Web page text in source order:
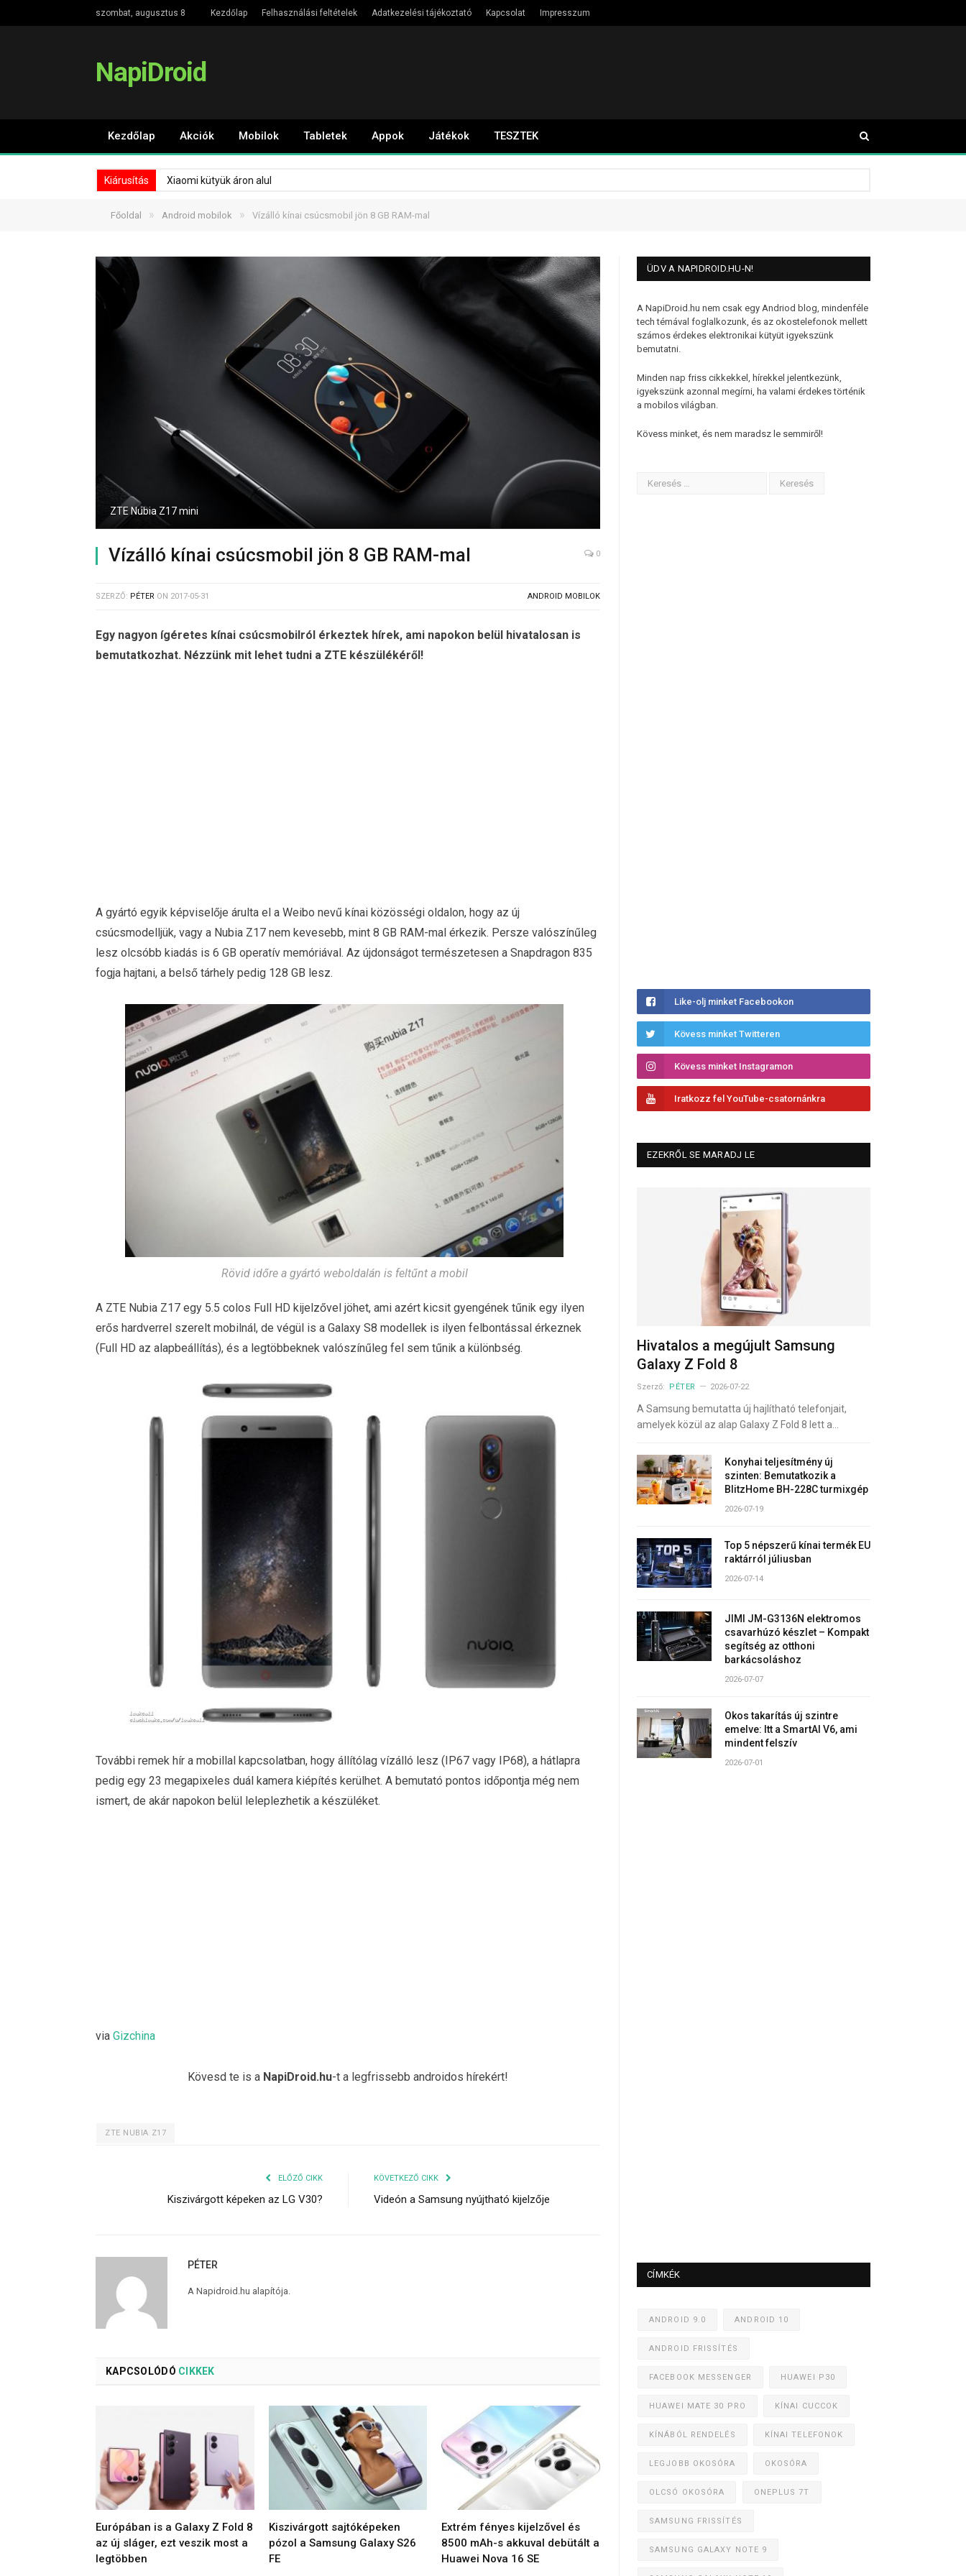
szombat, augusztus 8 Kezdőlap Felhasználási feltételek Adatkezelési tájékoztató Kapcsolat Impresszum
NapiDroid
Kezdőlap Akciók Mobilok Tabletek Appok Játékok TESZTEK
Kiárusítás Xiaomi kütyük áron alul
Főoldal » Android mobilok » Vízálló kínai csúcsmobil jön 8 GB RAM-mal
ZTE Nubia Z17 mini
Vízálló kínai csúcsmobil jön 8 GB RAM-mal 0
SZERZŐ: PÉTER ON 2017-05-31 ANDROID MOBILOK
Egy nagyon ígéretes kínai csúcsmobilról érkeztek hírek, ami napokon belül hivatalosan is
bemutatkozhat. Nézzünk mit lehet tudni a ZTE készülékéről!
A gyártó egyik képviselője árulta el a Weibo nevű kínai közösségi oldalon, hogy az új
csúcsmodelljük, vagy a Nubia Z17 nem kevesebb, mint 8 GB RAM-mal érkezik. Persze valószínűleg
lesz olcsóbb kiadás is 6 GB operatív memóriával. Az újdonságot természetesen a Snapdragon 835
fogja hajtani, a belső tárhely pedig 128 GB lesz.
Rövid időre a gyártó weboldalán is feltűnt a mobil
A ZTE Nubia Z17 egy 5.5 colos Full HD kijelzővel jöhet, ami azért kicsit gyengének tűnik egy ilyen
erős hardverrel szerelt mobilnál, de végül is a Galaxy S8 modellek is ilyen felbontással érkeznek
(Full HD az alapbeállítás), és a legtöbbeknek valószínűleg fel sem tűnik a különbség.
További remek hír a mobillal kapcsolatban, hogy állítólag vízálló lesz (IP67 vagy IP68), a hátlapra
pedig egy 23 megapixeles duál kamera kiépítés kerülhet. A bemutató pontos időpontja még nem
ismert, de akár napokon belül leleplezhetik a készüléket.
via Gizchina
Kövesd te is a NapiDroid.hu-t a legfrissebb androidos hírekért!
ZTE NUBIA Z17
ELŐZŐ CIKK
Kiszivárgott képeken az LG V30?
KÖVETKEZŐ CIKK
Videón a Samsung nyújtható kijelzője
PÉTER
A Napidroid.hu alapítója.
KAPCSOLÓDÓ CIKKEK
Európában is a Galaxy Z Fold 8
az új sláger, ezt veszik most a
legtöbben
Kiszivárgott sajtóképeken
pózol a Samsung Galaxy S26
FE
Extrém fényes kijelzővel és
8500 mAh-s akkuval debütált a
Huawei Nova 16 SE
ÜDV A NAPIDROID.HU-N!
A NapiDroid.hu nem csak egy Andriod blog, mindenféle
tech témával foglalkozunk, és az okostelefonok mellett
számos érdekes elektronikai kütyüt igyekszünk
bemutatni.
Minden nap friss cikkekkel, hírekkel jelentkezünk,
igyekszünk azonnal megírni, ha valami érdekes történik
a mobilos világban.
Kövess minket, és nem maradsz le semmiről!
Like-olj minket Facebookon
Kövess minket Twitteren
Kövess minket Instagramon
Iratkozz fel YouTube-csatornánkra
EZEKRŐL SE MARADJ LE
Hivatalos a megújult Samsung
Galaxy Z Fold 8
Szerző: PÉTER 2026-07-22
A Samsung bemutatta új hajlítható telefonjait,
amelyek közül az alap Galaxy Z Fold 8 lett a…
Konyhai teljesítmény új
szinten: Bemutatkozik a
BlitzHome BH-228C turmixgép
2026-07-19
Top 5 népszerű kínai termék EU
raktárról júliusban
2026-07-14
JIMI JM-G3136N elektromos
csavarhúzó készlet – Kompakt
segítség az otthoni
barkácsoláshoz
2026-07-07
Okos takarítás új szintre
emelve: Itt a SmartAI V6, ami
mindent felszív
2026-07-01
CÍMKÉK
ANDROID 9.0 ANDROID 10
ANDROID FRISSÍTÉS
FACEBOOK MESSENGER HUAWEI P30
HUAWEI MATE 30 PRO KÍNAI CUCCOK
KÍNÁBÓL RENDELÉS KÍNAI TELEFONOK
LEGJOBB OKOSÓRA OKOSÓRA
OLCSÓ OKOSÓRA ONEPLUS 7T
SAMSUNG FRISSÍTÉS
SAMSUNG GALAXY NOTE 9